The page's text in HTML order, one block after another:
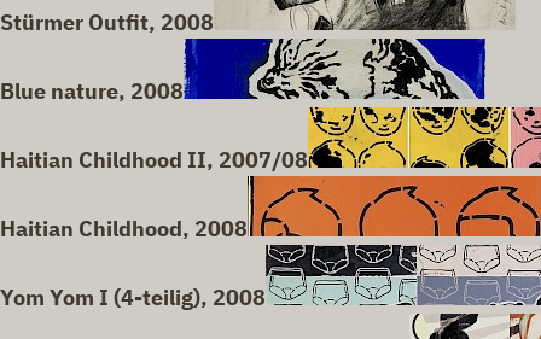
Stürmer Outfit, 2008
Blue nature, 2008
Haitian Childhood II, 2007/08
Haitian Childhood, 2008
Yom Yom I (4-teilig), 2008